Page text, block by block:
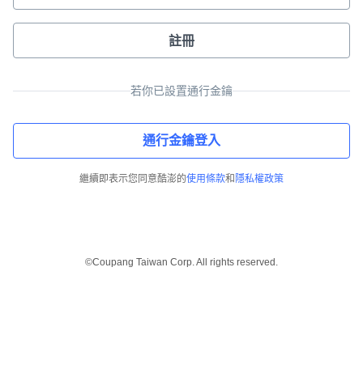
註冊
若你已設置通行金鑰
通行金鑰登入
繼續即表示您同意酷澎的使用條款和 隱私權政策
©Coupang Taiwan Corp. All rights reserved.